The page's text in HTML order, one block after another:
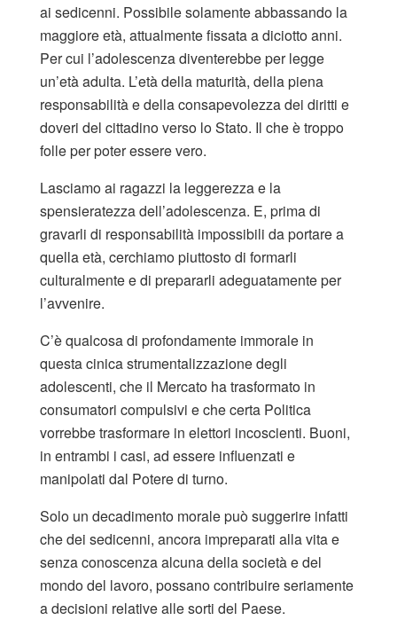
ai sedicenni. Possibile solamente abbassando la
maggiore età, attualmente fissata a diciotto anni.
Per cui l’adolescenza diventerebbe per legge
un’età adulta. L’età della maturità, della piena
responsabilità e della consapevolezza dei diritti e
doveri del cittadino verso lo Stato. Il che è troppo
folle per poter essere vero.
Lasciamo ai ragazzi la leggerezza e la
spensieratezza dell’adolescenza. E, prima di
gravarli di responsabilità impossibili da portare a
quella età, cerchiamo piuttosto di formarli
culturalmente e di prepararli adeguatamente per
l’avvenire.
C’è qualcosa di profondamente immorale in
questa cinica strumentalizzazione degli
adolescenti, che il Mercato ha trasformato in
consumatori compulsivi e che certa Politica
vorrebbe trasformare in elettori incoscienti. Buoni,
in entrambi i casi, ad essere influenzati e
manipolati dal Potere di turno.
Solo un decadimento morale può suggerire infatti
che dei sedicenni, ancora impreparati alla vita e
senza conoscenza alcuna della società e del
mondo del lavoro, possano contribuire seriamente
a decisioni relative alle sorti del Paese.